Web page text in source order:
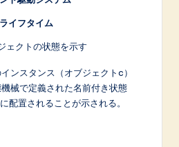
イフタイム
ェクトの状態を示す
ンスタンス（オブジェクトc）
械で定義された名前付き状態
配置されることが示される。